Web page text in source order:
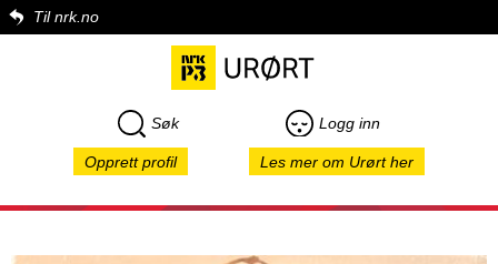
Til nrk.no
Søk Logg inn
Opprett profil Les mer om Urørt her